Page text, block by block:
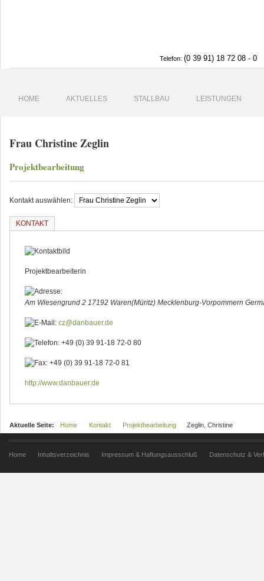
Telefon: (0 39 91) 18 72 08 - 0
HOME AKTUELLES STALLBAU LEISTUNGEN
Frau Christine Zeglin
Projektbearbeitung
Kontakt auswählen:
KONTAKT
Projektbearbeiterin
Am Wiesengrund 2 17192 Waren(Müritz) Mecklenburg-Vorpommern
cz@danbauer.de
+49 (0) 39 91-18 72-0 80
+49 (0) 39 91-18 72-0 81
http://www.danbauer.de
Aktuelle Seite: Home Kontakt Projektbearbeitung Zeglin, Christine
Home Inhaltsverzeichnis Impressum & Haftungsausschluß Datenschutz &